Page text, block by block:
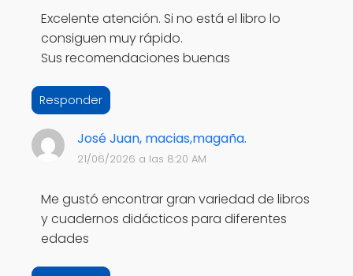
Excelente atención. Si no está el libro lo
consiguen muy rápido.
Sus recomendaciones buenas
Responder
José Juan, macias,magaña.
21/06/2026 a las 8:20 AM
Me gustó encontrar gran variedad de libros
y cuadernos didácticos para diferentes
edades